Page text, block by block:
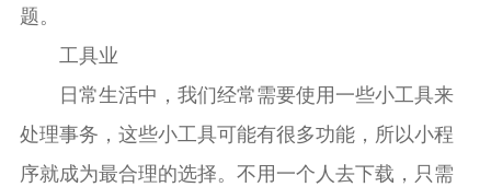
题。
工具业
日常生活中，我们经常需要使用一些小工具来
处理事务，这些小工具可能有很多功能，所以小程
序就成为最合理的选择。不用一个人去下载，只需